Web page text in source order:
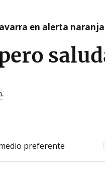
en alerta
preferente